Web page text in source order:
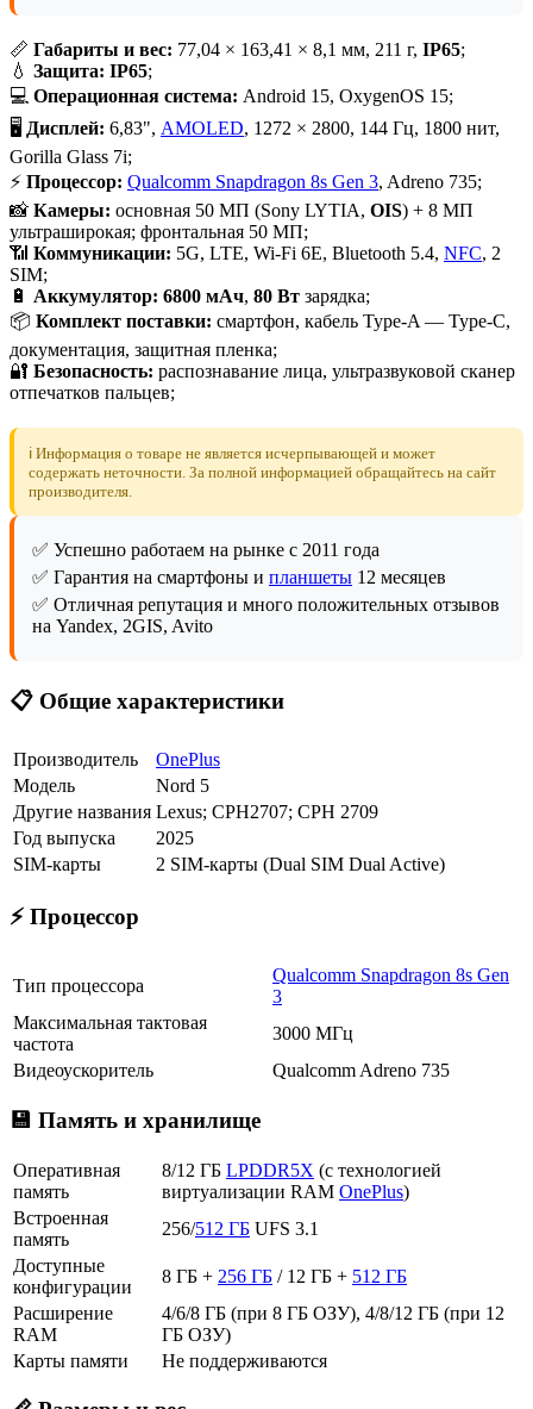
📏 Габариты и вес: 77,04 × 163,41 × 8,1 мм, 211 г, IP65;
💧 Защита: IP65;
💻 Операционная система: Android 15, OxygenOS 15;
🖥 Дисплей: 6,83", AMOLED, 1272 × 2800, 144 Гц, 1800 нит,
Gorilla Glass 7i;
⚡ Процессор: Qualcomm Snapdragon 8s Gen 3, Adreno 735;
📸 Камеры: основная 50 МП (Sony LYTIA, OIS) + 8 МП
ультраширокая; фронтальная 50 МП;
📶 Коммуникации: 5G, LTE, Wi-Fi 6E, Bluetooth 5.4, NFC, 2
SIM;
🔋 Аккумулятор: 6800 мАч, 80 Вт зарядка;
📦 Комплект поставки: смартфон, кабель Type-A — Type-C,
документация, защитная пленка;
🔐 Безопасность: распознавание лица, ультразвуковой сканер
отпечатков пальцев;
ℹ️ Информация о товаре не является исчерпывающей и может
содержать неточности. За полной информацией обращайтесь на сайт
производителя.
✅ Успешно работаем на рынке с 2011 года
✅ Гарантия на смартфоны и планшеты 12 месяцев
✅ Отличная репутация и много положительных отзывов
на Yandex, 2GIS, Avito
📋 Общие характеристики
Производитель
OnePlus
Модель
Nord 5
Другие названия Lexus; CPH2707; CPH 2709
Год выпуска
2025
SIM-карты
2 SIM-карты (Dual SIM Dual Active)
⚡ Процессор
Тип процессора
Qualcomm Snapdragon 8s Gen
3
Максимальная тактовая
частота
3000 МГц
Видеоускоритель
Qualcomm Adreno 735
💾 Память и хранилище
Оперативная
память
8/12 ГБ LPDDR5X (с технологией
виртуализации RAM OnePlus)
Встроенная
память
256/512 ГБ UFS 3.1
Доступные
конфигурации
8 ГБ + 256 ГБ / 12 ГБ + 512 ГБ
Расширение
RAM
4/6/8 ГБ (при 8 ГБ ОЗУ), 4/8/12 ГБ (при 12
ГБ ОЗУ)
Карты памяти
Не поддерживаются